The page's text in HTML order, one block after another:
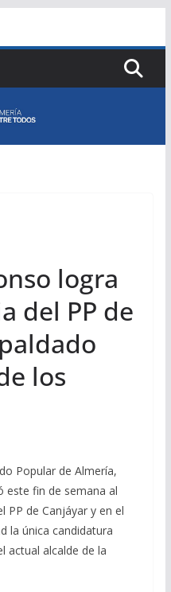
logra
del PP de
los
Popular de Almería,
este fin de semana al
PP de Canjáyar y en el
la única candidatura
actual alcalde de la